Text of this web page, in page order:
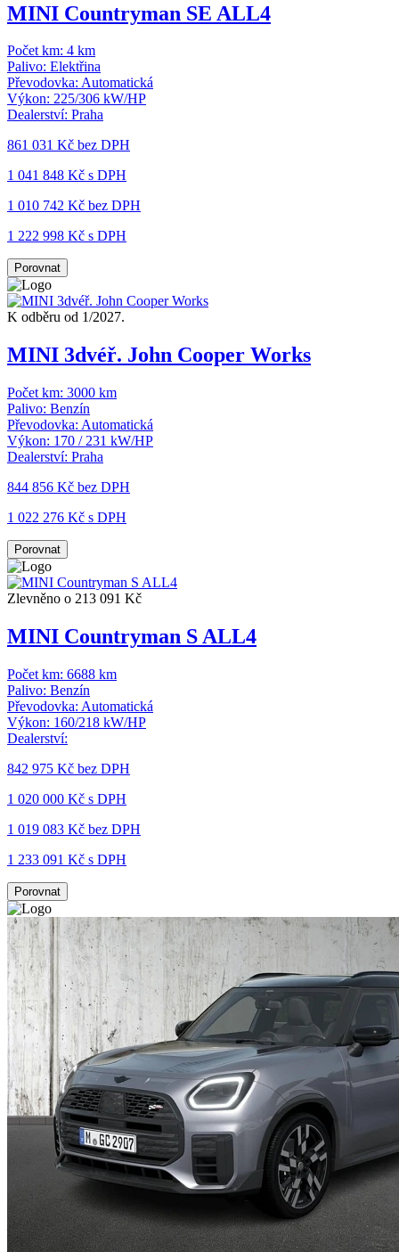
MINI Countryman SE ALL4
Počet km: 4 km
Palivo: Elektřina
Převodovka: Automatická
Výkon: 225/306 kW/HP
Dealerství: Praha
861 031 Kč bez DPH
1 041 848 Kč s DPH
1 010 742 Kč bez DPH
1 222 998 Kč s DPH
Porovnat
K odběru od 1/2027.
MINI 3dvéř. John Cooper Works
Počet km: 3000 km
Palivo: Benzín
Převodovka: Automatická
Výkon: 170 / 231 kW/HP
Dealerství: Praha
844 856 Kč bez DPH
1 022 276 Kč s DPH
Porovnat
Zlevněno o 213 091 Kč
MINI Countryman S ALL4
Počet km: 6688 km
Palivo: Benzín
Převodovka: Automatická
Výkon: 160/218 kW/HP
Dealerství:
842 975 Kč bez DPH
1 020 000 Kč s DPH
1 019 083 Kč bez DPH
1 233 091 Kč s DPH
Porovnat